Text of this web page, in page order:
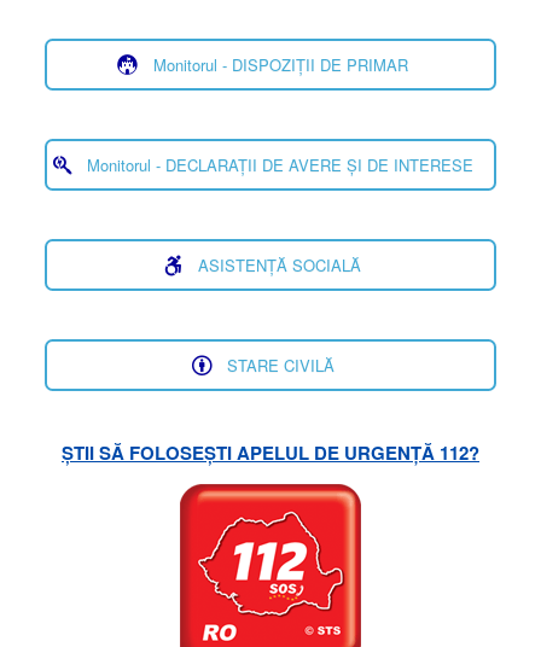
Monitorul - DISPOZIȚII DE PRIMAR
Monitorul - DECLARAȚII DE AVERE ȘI DE INTERESE
ASISTENȚĂ SOCIALĂ
STARE CIVILĂ
ȘTII SĂ FOLOSEȘTI APELUL DE URGENȚĂ 112?